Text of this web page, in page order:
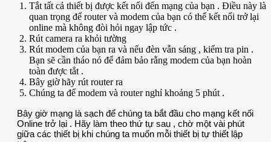
Tắt tất cả thiết bị được kết nối đến mạng của bạn . Điều này là
quan trọng để router và modem của bạn có thể kết nối trở lại
online mà không đòi hỏi ngay lập tức .
Rút camera ra khỏi tường
Rút modem của bạn ra và nếu đèn vẫn sáng , kiểm tra pin .
Bạn sẽ cần tháo nó để đảm bảo rằng modem của bạn hoàn
toàn được tắt .
Bây giờ hãy rút router ra
Chúng ta để modem và router nghỉ khoảng 5 phút .
Bây giờ mạng là sạch để chúng ta bắt đầu cho mạng kết nối
Online trở lại . Hãy làm theo thứ tự sau , chờ một vài phút
giữa các thiết bị khi chúng ta muốn mỗi thiết bị tự thiết lập